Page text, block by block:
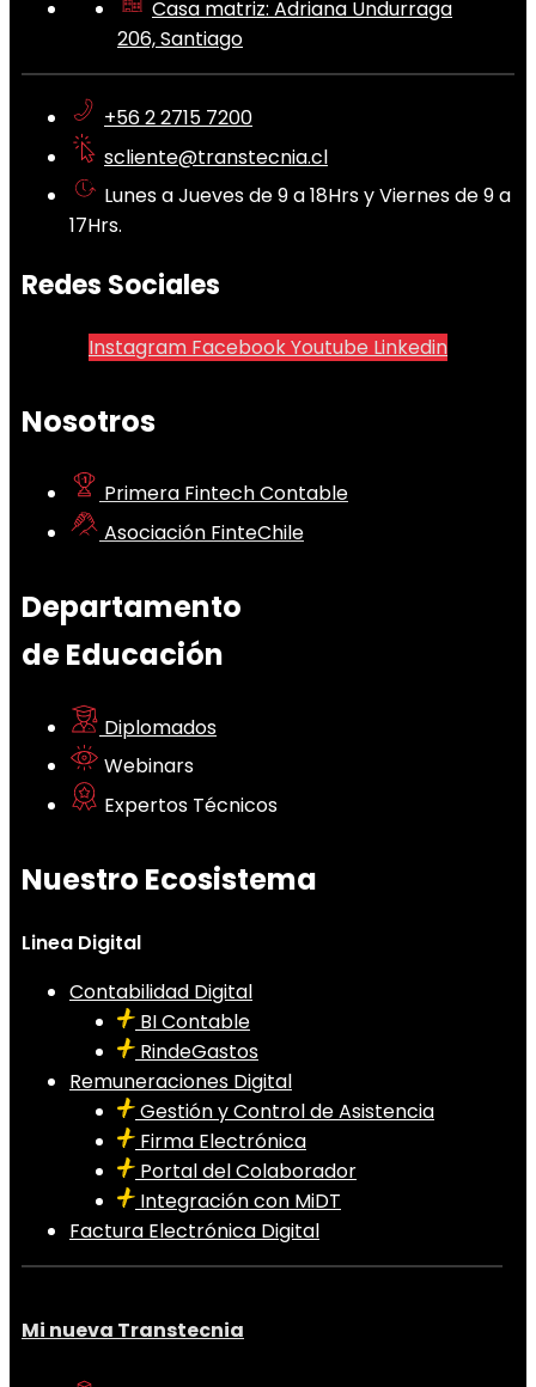
Casa matriz: Adriana Undurraga
206, Santiago
+56 2 2715 7200
scliente@transtecnia.cl
Lunes a Jueves de 9 a 18Hrs y Viernes de 9 a
17Hrs.
Redes Sociales
Instagram FacebookYoutube Linkedin
Nosotros
Primera Fintech Contable
Asociación FinteChile
Departamento
de Educación
Diplomados
Webinars
Expertos Técnicos
Nuestro Ecosistema
Linea Digital
Contabilidad Digital
BI Contable
RindeGastos
Remuneraciones Digital
Gestión y Control de Asistencia
Firma Electrónica
Portal del Colaborador
Integración con MiDT
Factura Electrónica Digital
Mi nueva Transtecnia